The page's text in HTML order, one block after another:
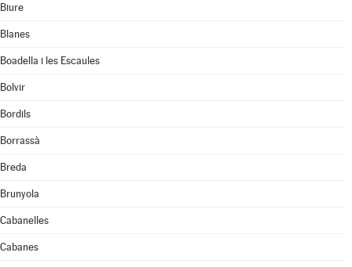
Biure
Blanes
Boadella i les Escaules
Bolvir
Bordils
Borrassà
Breda
Brunyola
Cabanelles
Cabanes